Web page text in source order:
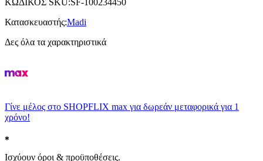
Κατασκευαστής:Madi
Δες όλα τα χαρακτηριστικά
Γίνε μέλος στο SHOPFLIX max για δωρεάν μεταφορικά για 1
χρόνο!
Ισχύουν όροι & προϋποθέσεις.